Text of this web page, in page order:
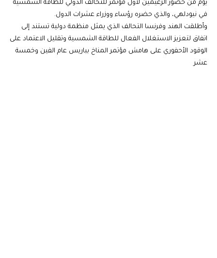
يوم من حضور الزعيمين لأول مؤتمر للتحالف الدولي للطاقة الشمسية
في نيودلهي، والذي حضره رؤساء ووزراء عشرات الدول.
وأطلقت الهند وفرنسا التحالف الذي يمثل منظمة دولية تستند إلى
اتفاق لتعزيز الاستغلال الفعال للطاقة الشمسية وتقليل الاعتماد على
الوقود الأحفوري على هامش مؤتمر المناخ بباريس عام الفين وخمسة
عشر